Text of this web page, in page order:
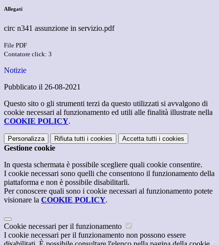
Allegati
circ n341 assunzione in servizio.pdf
File PDF
Contatore click: 3
Notizie
Pubblicato il 26-08-2021
Questo sito o gli strumenti terzi da questo utilizzati si avvalgono di
cookie necessari al funzionamento ed utili alle finalità illustrate nella
COOKIE POLICY.
Personalizza Rifiuta tutti i cookies Accetta tutti i cookies
Gestione cookie
In questa schermata è possibile scegliere quali cookie consentire.
I cookie necessari sono quelli che consentono il funzionamento della
piattaforma e non è possibile disabilitarli.
Per conoscere quali sono i cookie necessari al funzionamento potete
visionare la COOKIE POLICY.
Cookie necessari per il funzionamento
I cookie necessari per il funzionamento non possono essere